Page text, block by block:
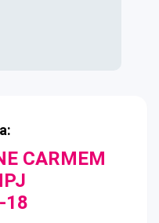
CARMEM
18